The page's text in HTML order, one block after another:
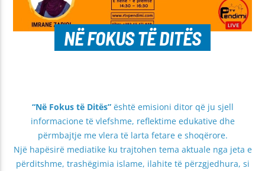
NË FOKUS TË DITËS
“Në Fokus të Ditës”është emisioni ditor që ju sjell
informacione të vlefshme, reflektime edukative dhe
përmbajtje me vlera të larta fetare e shoqërore.
Një hapësirë mediatike ku trajtohen tema aktuale nga jeta e
përditshme, trashëgimia islame, ilahite të përzgjedhura, si